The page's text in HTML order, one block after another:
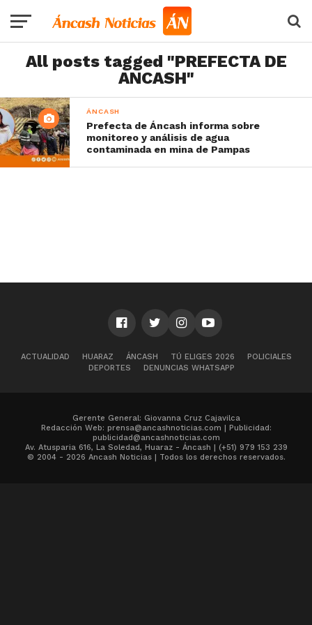
All posts tagged "PREFECTA DE
ANCASH"
ÁNCASH
Prefecta de Áncash informa sobre
monitoreo y análisis de agua
contaminada en mina de Pampas
ACTUALIDAD HUARAZ ÁNCASH TÚ ELIGES 2026
POLICIALES
DEPORTES
DENUNCIAS WHATSAPP
Gerente General: Giovanna Cruz Cajavilca
Redacción Web: prensa@ancashnoticias.com | Publicidad:
publicidad@ancashnoticias.com
Av. Atusparia 616, La Soledad, Huaraz - Áncash | (+51) 979 153 239
© 2004 - 2026 Ancash Noticias | Todos los derechos reservados.